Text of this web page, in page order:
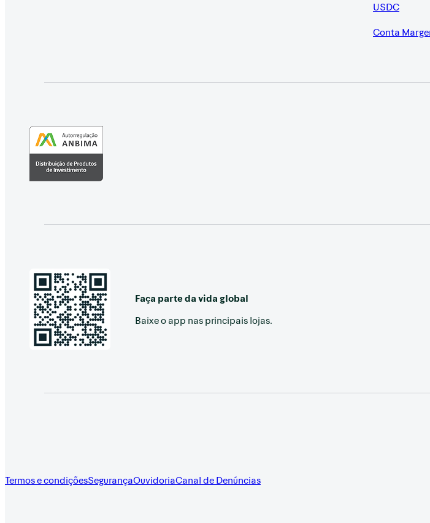
USDC
Conta
Faça parte da vida global
Baixe o app nas principais lojas.
Termos e condiçõesSegurançaOuvidoriaCanal de Denúncias